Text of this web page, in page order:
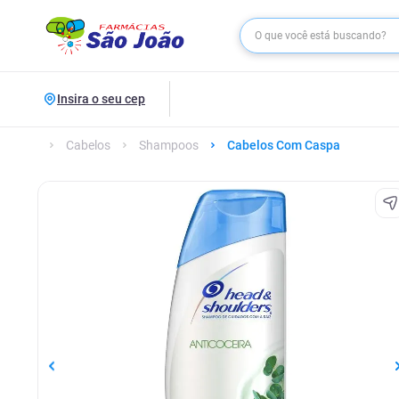
Insira o seu cep
Cabelos Shampoos Cabelos Com Caspa